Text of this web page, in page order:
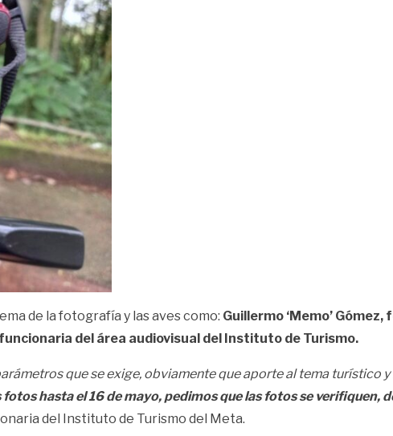
de la fotografía y las aves como: Guillermo ‘Memo’
del área audiovisual del Instituto de Turismo.
que se exige, obviamente que aporte al tema turístico
hasta el 16 de mayo, pedimos que las fotos se verifiquen,
del Instituto de Turismo del Meta.